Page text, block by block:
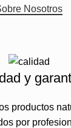
Nosotros
y
productos
por